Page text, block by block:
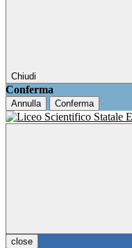
Chiudi
Conferma
Annulla Conferma
close